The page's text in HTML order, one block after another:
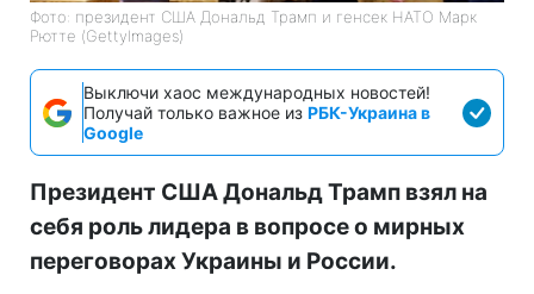
Фото: президент США Дональд Трамп и генсек НАТО Марк
Рютте (GettyImagеs)
Выключи хаос международных новостей!
Получай только важное из РБК-Украина в
Google
Президент США Дональд Трамп взял на
себя роль лидера в вопросе о мирных
переговорах Украины и России.